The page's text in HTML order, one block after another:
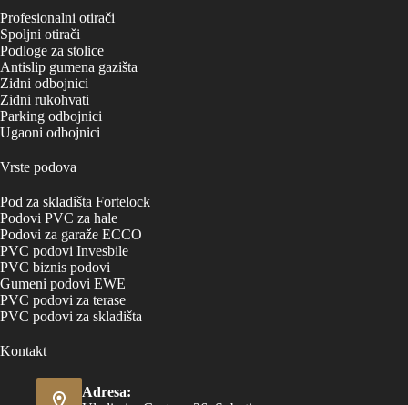
Profesionalni otirači
Spoljni otirači
Podloge za stolice
Antislip gumena gazišta
Zidni odbojnici
Zidni rukohvati
Parking odbojnici
Ugaoni odbojnici
Vrste podova
Pod za skladišta Fortelock
Podovi PVC za hale
Podovi za garaže ECCO
PVC podovi Invesbile
PVC biznis podovi
Gumeni podovi EWE
PVC podovi za terase
PVC podovi za skladišta
Kontakt
Adresa: